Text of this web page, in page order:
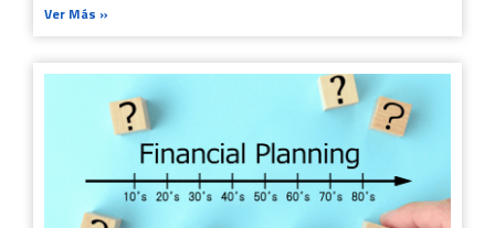
Ver Más »